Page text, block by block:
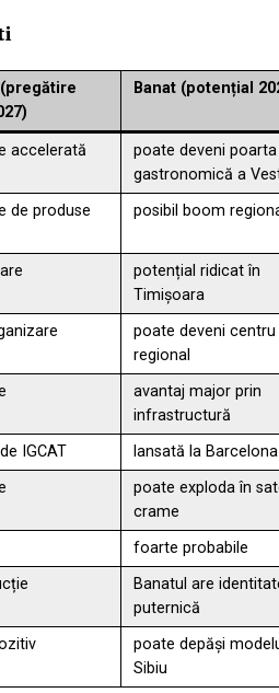
Banat (potențial
accelerată
poate deveni poarta
gastronomică a
de produse
posibil boom
potențial ridicat în
Timișoara
poate deveni centru
regional
avantaj major prin
infrastructură
IGCAT
lansată la Barcelona
poate exploda în
crame
foarte probabile
Banatul are
puternică
poate depăși
Sibiu